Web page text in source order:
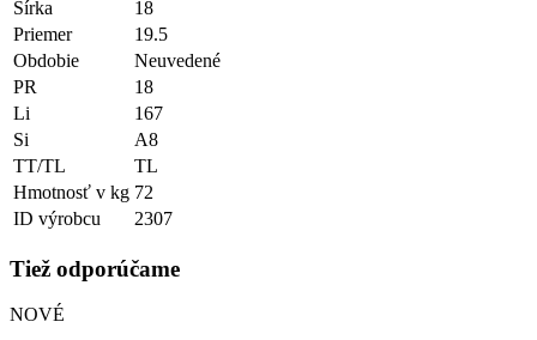
Šírka
18
Priemer
19.5
Obdobie
Neuvedené
PR
18
Li
167
Si
A8
TT/TL
TL
Hmotnosť v kg 72
ID výrobcu
2307
Tiež odporúčame
NOVÉ